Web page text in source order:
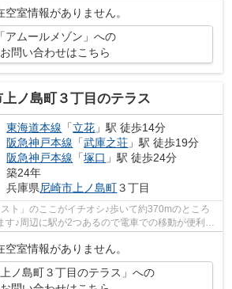
空室情報がありません。
「アムールメゾン」への
お問い合わせはこちら
上ノ島町３丁目のテラス
東海道本線 「立花 」駅 徒歩14分
阪急神戸本線 「武庫之荘 」駅 徒歩19分
阪急神戸本線 「塚口 」駅 徒歩24分
築24年
兵庫県尼崎市 上ノ島町３丁目
ト」のここがイチオシ♪歩いて約370mのところ
す♪周辺に駅が2つあるので電車での移動が便利で
空室情報がありません。
上ノ島町３丁目のテラス」への